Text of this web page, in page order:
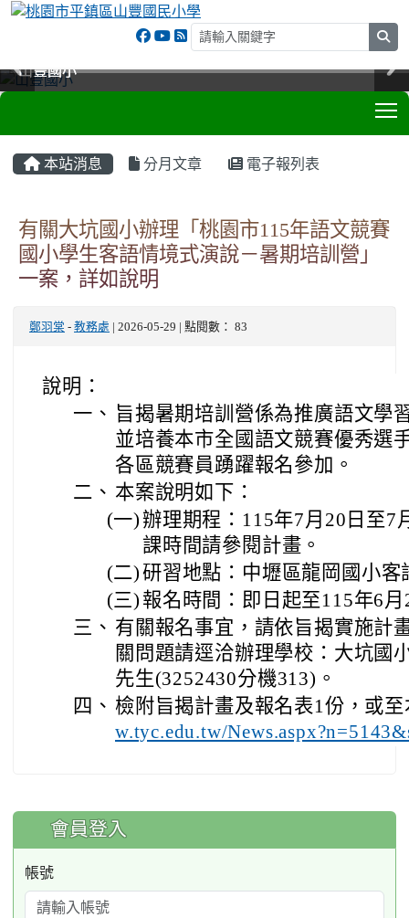
山豐國小
山豐國小
山豐國小
山豐國小
本站消息 分月文章 電子報列表
有關大坑國小辦理「桃園市115年語文競賽
國小學生客語情境式演說－暑期培訓營」
一案，詳如說明
鄭羽棠 - 教務處 | 2026-05-29 | 點閱數： 83
說明：
一、 旨揭暑期培訓營係為推廣語文學
並培養本市全國語文競賽優秀選
各區競賽員踴躍報名參加。
二、 本案說明如下：
(一)辦理期程：115年7月20日至7
課時間請參閱計畫。
(二)研習地點：中壢區龍岡國小客
(三) 報名時間：即日起至115年6
三、 有關報名事宜，請依旨揭實施計
關問題請逕洽辦理學校：大坑國
先生(3252430分機313)。
四、 檢附旨揭計畫及報名表1份，或
w.tyc.edu.tw/
:::
會員登入
帳號